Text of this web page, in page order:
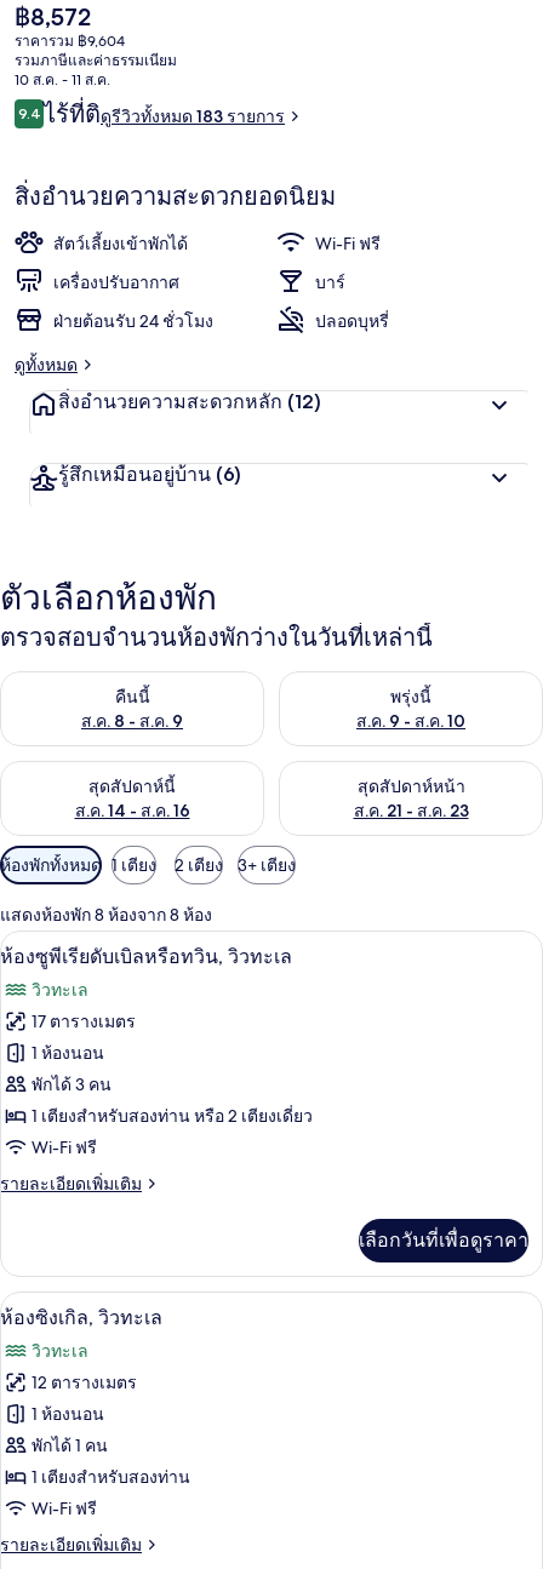
ราคา
ปัจจุบัน
฿8,572
฿8,572
ราคารวม ฿9,604
รวมภาษีและค่าธรรมเนียม
10 ส.ค. - 11 ส.ค.
รีวิว
9.49.4 จาก 10
ไร้ที่ติดูรีวิวทั้งหมด 183 รายการ
สิ่งอำนวยความสะดวกยอดนิยม
สัตว์เลี้ยงเข้าพักได้
Wi-Fi ฟรี
เครื่องปรับอากาศ
บาร์
ฝ่ายต้อนรับ 24 ชั่วโมง
ปลอดบุหรี่
ดูทั้งหมด
สิ่งอำนวยความสะดวกหลัก (12)
รู้สึกเหมือนอยู่บ้าน (6)
ตัวเลือกห้องพัก
ตรวจสอบจำนวนห้องพักว่างในวันที่เหล่านี้
คืนนี้
ส.ค. 8 - ส.ค. 9
ตรวจสอบจำนวนห้องพักว่างในคืนนี้ ส.ค. 8 - ส.ค. 9พรุ่งนี้
ส.ค. 9 - ส.ค. 10
ตรวจสอบจำนวนห้องพักว่างใน
สุดสัปดาห์นี้
ส.ค. 14 - ส.ค. 16
ตรวจสอบจำนวนห้องพักว่างในสุดสัปดาห์นี้ ส.ค. 14 - ส.ค. 16
สุดสัปดาห์หน้า
ส.ค. 21 - ส.ค. 23
ตรวจสอบจำนวนห้องพักว่างใน
ตัว
กรอง
ที่
มี
ให้
สำหรับ
ห้อง
พัก
ห้องพักทั้งหมด 1 เตียง 2 เตียง 3+ เตียง
แสดงห้องพัก 8 ห้องจาก 8 ห้อง
เปิด
ภาพถ่าย
ทั้งหมด
ของ
ห้อง
ซู
พี
เรียดั
หรือ
ทวิน,
วิว
ทะเล
ห้องซูพีเรียดับเบิลหรือทวิน, วิวทะเล |
6
ห้องซูพีเรียดับเบิลหรือทวิน, วิวทะเล
วิวทะเล
17 ตารางเมตร
1 ห้องนอน
พักได้ 3 คน
1 เตียงสำหรับสองท่าน หรือ 2 เตียงเดี่ยว
Wi-Fi ฟรี
รายละเอียดเพิ่มเติม
ราย
เกี่ยว
กับ
ห้อง
พี
เรียดั
บเบิล
หรือ
ทวิ
น,
วิว
ทะเล
เลือกวันที่เพื่อดูราคา
เปิด
ภาพถ่าย
ทั้งหมด
ของ
ห้อง
ซิงเกิล,
วิว
ทะเล
ห้องซิงเกิล, วิวทะเล | Wi-Fi ฟรี, ผ้าปูที่น
6
ห้องซิงเกิล, วิวทะเล
วิวทะเล
12 ตารางเมตร
1 ห้องนอน
พักได้ 1 คน
1 เตียงสำหรับสองท่าน
Wi-Fi ฟรี
รายละเอียดเพิ่มเติม
ราย